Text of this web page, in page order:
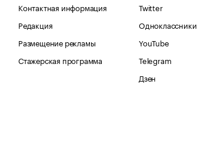
Контактная информация
Редакция
Размещение рекламы
Стажерская программа
Twitter
Одноклассники
YouTube
Telegram
Дзен